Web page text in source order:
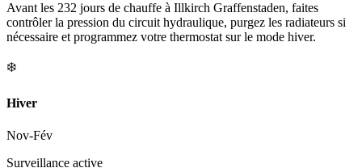
Avant les 232 jours de chauffe à Illkirch Graffenstaden, faites
contrôler la pression du circuit hydraulique, purgez les radiateurs si
nécessaire et programmez votre thermostat sur le mode hiver.
❄️
Hiver
Nov-Fév
Surveillance active